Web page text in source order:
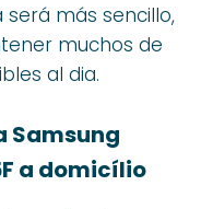
más sencillo,
muchos de
al dia.
Samsung
a domicílio